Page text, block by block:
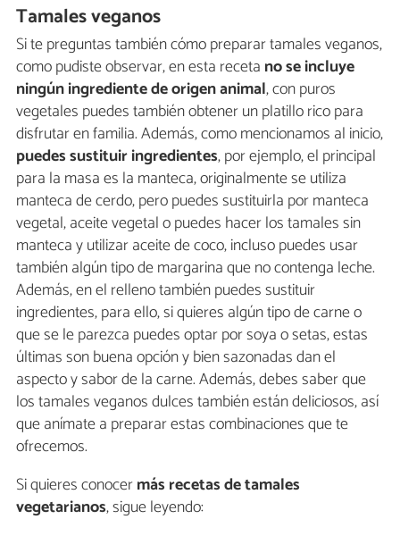
Tamales veganos
Si te preguntas también cómo preparar tamales veganos,
como pudiste observar, en esta receta no se incluye
ningún ingrediente de origen animal, con puros
vegetales puedes también obtener un platillo rico para
disfrutar en familia. Además, como mencionamos al inicio,
puedes sustituir ingredientes, por ejemplo, el principal
para la masa es la manteca, originalmente se utiliza
manteca de cerdo, pero puedes sustituirla por manteca
vegetal, aceite vegetal o puedes hacer los tamales sin
manteca y utilizar aceite de coco, incluso puedes usar
también algún tipo de margarina que no contenga leche.
Además, en el relleno también puedes sustituir
ingredientes, para ello, si quieres algún tipo de carne o
que se le parezca puedes optar por soya o setas, estas
últimas son buena opción y bien sazonadas dan el
aspecto y sabor de la carne. Además, debes saber que
los tamales veganos dulces también están deliciosos, así
que anímate a preparar estas combinaciones que te
ofrecemos.
Si quieres conocermás recetas de tamales
vegetarianos, sigue leyendo: